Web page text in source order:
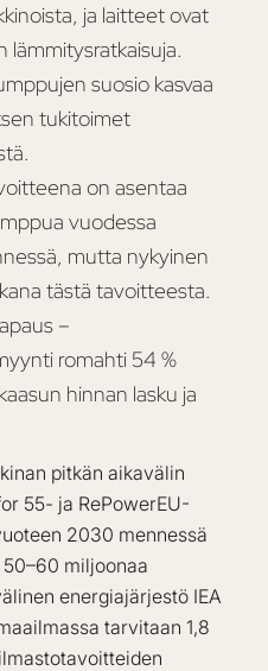
ja laitteet ovat
lämmitysratkaisuja.
suosio kasvaa
tukitoimet
on asentaa
vuodessa
mutta nykyinen
tästä tavoitteesta.
–
romahti 54 %
hinnan lasku ja
pitkän aikavälin
55- ja RePowerEU-
2030 mennessä
miljoonaa
energiajärjestö IEA
tarvitaan 1,8